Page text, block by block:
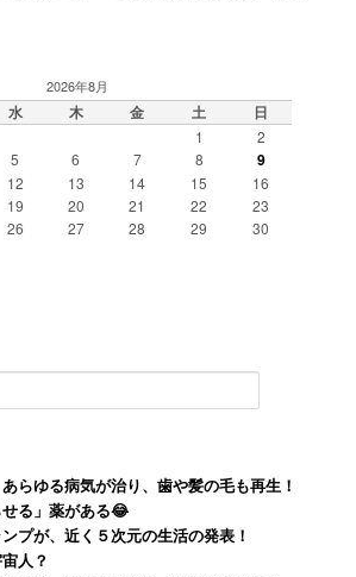
2026年8月
水 木 金 土 日
1
2
5 6 7 8 9
12 13 14 15
16
19 20 21 22
23
26 27 28 29
30
らゆる病気が治り、歯や髪の毛も再生！
る」薬がある😂
プが、近く５次元の生活の発表！
人？